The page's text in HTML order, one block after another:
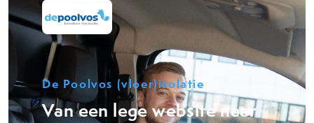
De Poolvos (vloer)isolatie
Van een lege website naar